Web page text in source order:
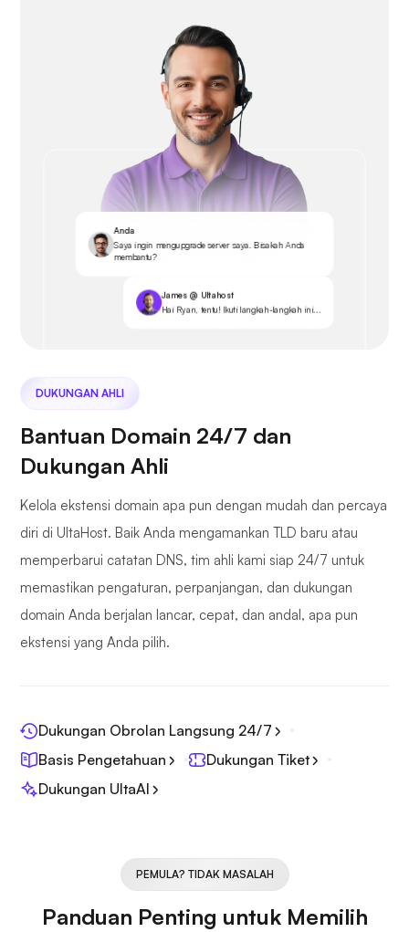
Anda
Saya ingin mengupgrade server saya. Bisakah Anda
membantu?
James @ Ultahost
Hai Ryan, tentu! Ikuti langkah-langkah ini...
DUKUNGAN AHLI
Bantuan Domain 24/7 dan
Dukungan Ahli
Kelola ekstensi domain apa pun dengan mudah dan percaya
diri di UltaHost. Baik Anda mengamankan TLD baru atau
memperbarui catatan DNS, tim ahli kami siap 24/7 untuk
memastikan pengaturan, perpanjangan, dan dukungan
domain Anda berjalan lancar, cepat, dan andal, apa pun
ekstensi yang Anda pilih.
Dukungan Obrolan Langsung 24/7
Basis Pengetahuan
Dukungan Tiket
Dukungan UltaAI
PEMULA? TIDAK MASALAH
Panduan Penting untuk Memilih